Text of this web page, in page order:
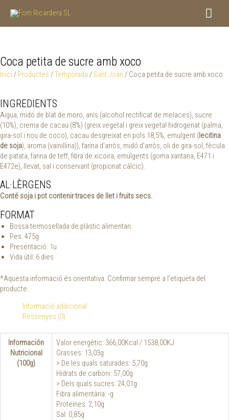
contingut
Coca petita de sucre amb xoco
Inici / Productes /Temporada / Sant Joan / Coca petita de sucre amb xoco
INGREDIENTS
Aigua, midó de blat de moro, anís (alcohol rectificat de melaces), sucre
(10%), crema de cacau (8%) (greix vegetal i greix vegetal hidrogenat (palma,
gira-sol i nou de coco), cacau desgreixat en pols 18,5%, emulgent (lecitina
de soja), aroma (vainillina)), farina d’arròs, midó d’arròs, oli de gira-sol, fècula
de patata, farina de teff, fibra de xicoira, emulgents (goma xantana, E471 i
E472e), llevat, sal i conservant (propionat càlcic).
AL·LÈRGENS
Conté soja i pot contenir traces de llet i fruits secs.
FORMAT
Bossa termosellada de plàstic alimentari.
Pes: 475g
Presentació: 1u
Vida útil: 6 dies
*Aquesta informació és orientativa. Confirmar sempre a l’etiqueta del
producte.
Informació addicional
Ressenyes (0)
Información
Nutricional
(100g)
Valor energètic: 366,00Kcal / 1538,00KJ
Grasses: 13,03g
> De les quals saturades: 5,70g
Hidrats de carboni: 57,00g
> Dels quals sucres: 24,01g
Fibra alimentària: -g
Proteïnes: 2,10g
Sal: 0,85g